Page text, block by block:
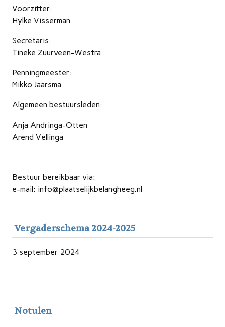
Voorzitter:
Hylke Visserman
Secretaris:
Tineke Zuurveen-Westra
Penningmeester:
Mikko Jaarsma
Algemeen bestuursleden:
Anja Andringa-Otten
Arend Vellinga
Bestuur bereikbaar via:
e-mail: info@plaatselijkbelangheeg.nl
Vergaderschema 2024-2025
3 september 2024
Notulen